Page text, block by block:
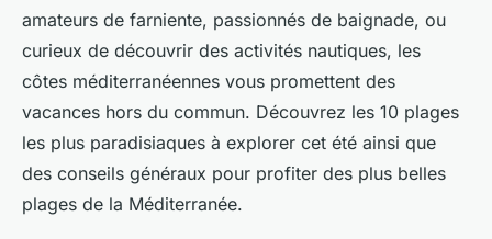
amateurs de farniente, passionnés de baignade, ou
curieux de découvrir des activités nautiques, les
côtes méditerranéennes vous promettent des
vacances hors du commun. Découvrez les 10 plages
les plus paradisiaques à explorer cet été ainsi que
des conseils généraux pour profiter des plus belles
plages de la Méditerranée.